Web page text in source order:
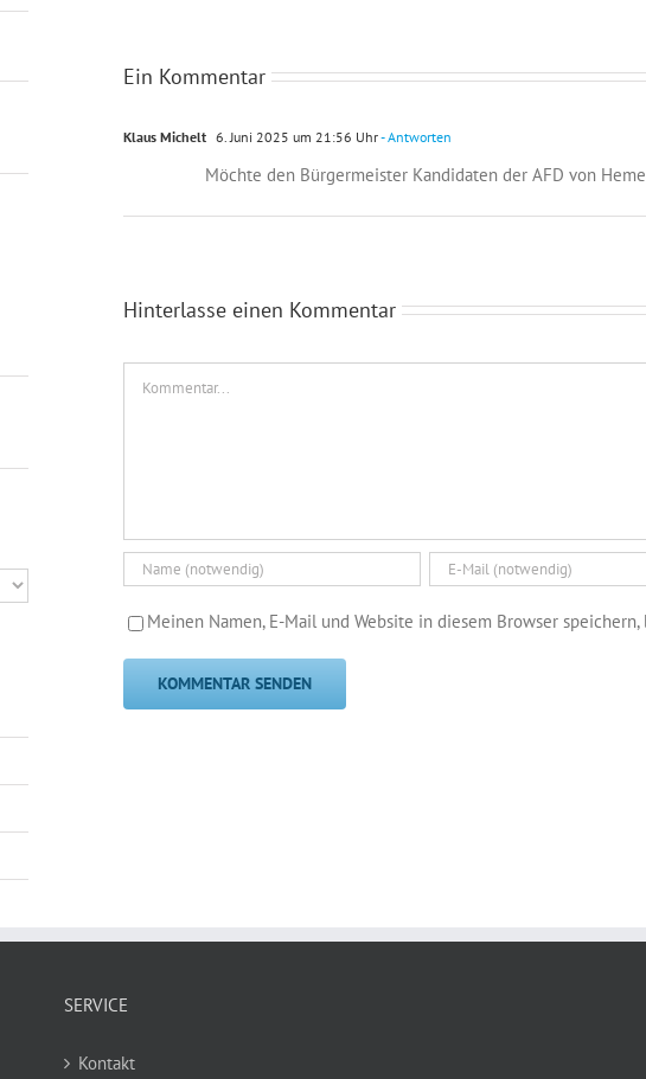
Ein Kommentar
Klaus Michelt 6. Juni 2025 um 21:56 Uhr- Antworten
Möchte den Bürgermeister Kandidaten der AFD von
Hinterlasse einen Kommentar
Meinen Namen, E-Mail und Website in diesem Browser
SERVICE
Kontakt